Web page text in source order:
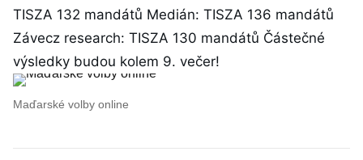
TISZA 132 mandátů Medián: TISZA 136 mandátů
Závecz research: TISZA 130 mandátů Částečné
výsledky budou kolem 9. večer!
Maďarské volby online